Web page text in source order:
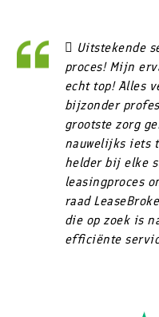
 Uitstekende
proces! Mijn
echt top! Alles
bijzonder
grootste zorg
nauwelijks iets
helder bij elke
leasingproces
raad
die op zoek is
efficiënte